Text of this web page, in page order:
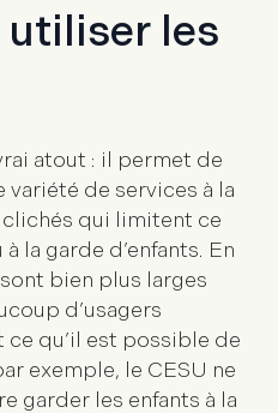
les
atout : il permet de
de services à la
qui limitent ce
la garde d’enfants. En
bien plus larges
d’usagers
qu’il est possible de
exemple, le CESU ne
garder les enfants à la